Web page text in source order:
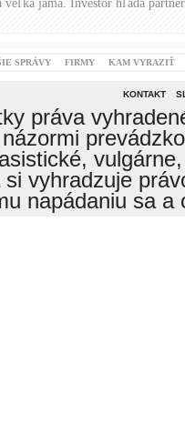
veľká jama. Investor hľadá
SPRÁVY FIRMY KAM VYRAZIŤ
KONTAKT
práva
vyhradzuje
napádaniu sa